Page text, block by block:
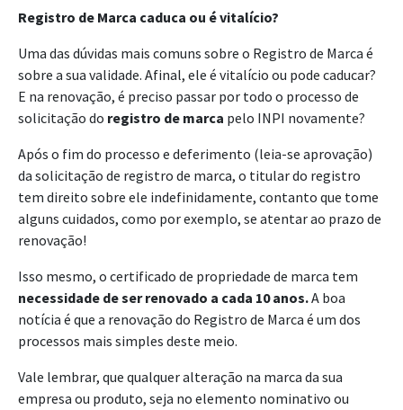
Registro de Marca caduca ou é vitalício?
Uma das dúvidas mais comuns sobre o Registro de Marca é
sobre a sua validade. Afinal, ele é vitalício ou pode caducar?
E na renovação, é preciso passar por todo o processo de
solicitação do registro de marca pelo INPI novamente?
Após o fim do processo e deferimento (leia-se aprovação)
da solicitação de registro de marca, o titular do registro
tem direito sobre ele indefinidamente, contanto que tome
alguns cuidados, como por exemplo, se atentar ao prazo de
renovação!
Isso mesmo, o certificado de propriedade de marca tem
necessidade de ser renovado a cada 10 anos.A boa
notícia é que a renovação do Registro de Marca é um dos
processos mais simples deste meio.
Vale lembrar, que qualquer alteração na marca da sua
empresa ou produto, seja no elemento nominativo ou